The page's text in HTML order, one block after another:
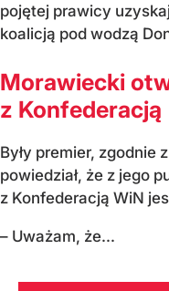
pojętej prawicy
koalicją pod wodzą
Morawiecki
z Konfederacją
Były premier, zgodnie
powiedział, że z jego
z Konfederacją WiN
– Uważam, że...